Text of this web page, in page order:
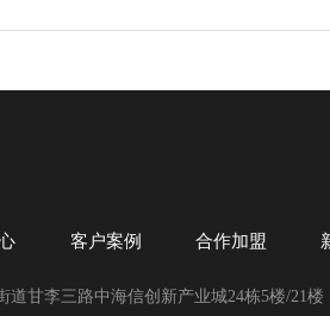
客户案例 合作加盟
道甘李三路中海信创新产业城24栋5楼/21楼